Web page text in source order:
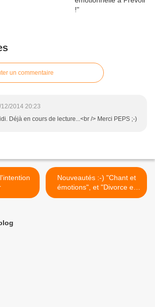
un commentaire
12/2014 20:23
Déjà en cours de lecture...<br /> Merci PEPS ;-)
Nouveautés :-) "Chant et
émotions", et "Divorce et
familles recomposées" >